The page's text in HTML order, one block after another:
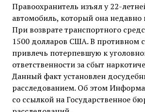
Правоохранитель изъял у 22-
автомобиль, который она недавно
При возврате транспортного
1500 долларов США. В противном
привлечь потерпевшую к
ответственности за сбыт
Данный факт установлен
расследованием. Об этом
со ссылкой на Государственное